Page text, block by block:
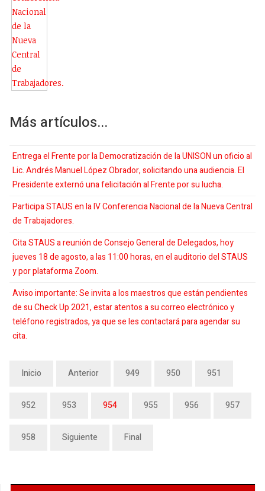
Más artículos...
Entrega el Frente por la Democratización de la UNISON un oficio al
Lic. Andrés Manuel López Obrador, solicitando una audiencia. El
Presidente externó una felicitación al Frente por su lucha.
Participa STAUS en la IV Conferencia Nacional de la Nueva Central
de Trabajadores.
Cita STAUS a reunión de Consejo General de Delegados, hoy
jueves 18 de agosto, a las 11:00 horas, en el auditorio del STAUS
y por plataforma Zoom.
Aviso importante: Se invita a los maestros que están pendientes
de su Check Up 2021, estar atentos a su correo electrónico y
teléfono registrados, ya que se les contactará para agendar su
cita.
Inicio Anterior 949 950 951
952 953 954 955 956 957
958 Siguiente Final